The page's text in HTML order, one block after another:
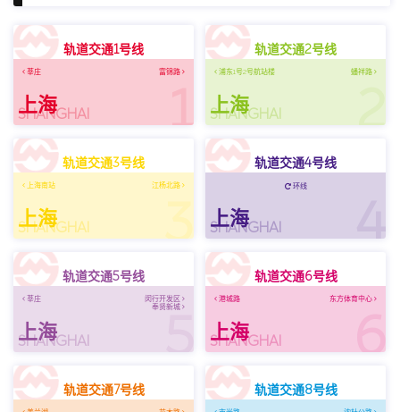
1
轨道交通1号线
富锦路
莘庄
SHANGHAI
上海 2
轨道交通2号线
蟠祥路
浦东1号2号航站楼
SHANGHAI
上海
3
轨道交通3号线
江杨北路
上海南站
SHANGHAI
上海 4
轨道交通4号线
环线
SHANGHAI
上海
5
轨道交通5号线
闵行开发区
奉贤新城
莘庄
SHANGHAI
上海 6
轨道交通6号线
东方体育中心
港城路
SHANGHAI
上海
轨道交通7号线 轨道交通8号线